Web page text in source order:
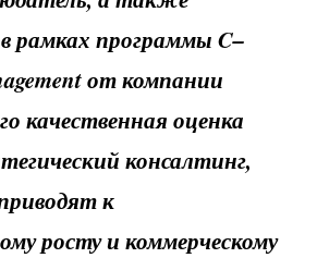
рамках программы C–
от компании
качественная оценка
консалтинг,
к
росту и коммерческому